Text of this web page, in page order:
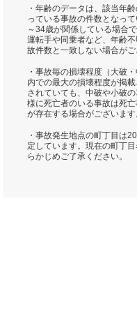
・年齢のデータは、該当年
っている事故の件数となっ
～34歳が関係している場合
運転手や同乗者など、年齢
故件数と一致しない場合が
・事故毎の損壊程度（大破
内での最大の損壊程度が掲
されていても、中破や小破
様に死亡者のいる事故は死
が存在する場合がございます
・事故発生地点の町丁目は
定しています。現在の町丁
らかじめご了承ください。